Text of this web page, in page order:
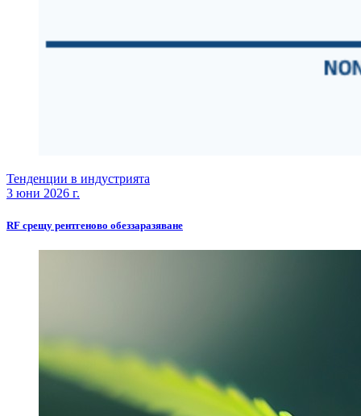
Тенденции в индустрията
3 юни 2026 г.
RF срещу рентгеново обеззаразяване